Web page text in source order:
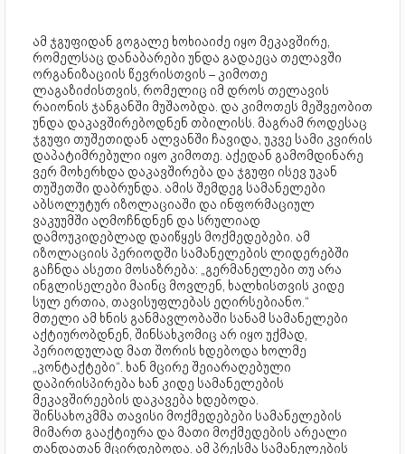
ამ ჯგუფიდან გოგალე ხოხიაიძე იყო მეკავშირე,
რომელსაც დანაბარები უნდა გადაეცა თელავში
ორგანიზაციის წევრისთვის – კიმოთე
ლაგაზიძისთვის, რომელიც იმ დროს თელავის
რაიონის ჯანგანში მუშაობდა. და კიმოთეს მეშვეობით
უნდა დაკავშირებოდნენ თბილისს. მაგრამ როდესაც
ჯგუფი თუშეთიდან ალვანში ჩავიდა, უკვე სამი კვირის
დაპატიმრებული იყო კიმოთე. აქედან გამომდინარე
ვერ მოხერხდა დაკავშირება და ჯგუფი ისევ უკან
თუშეთში დაბრუნდა. ამის შემდეგ სამანელები
აბსოლუტურ იზოლაციაში და ინფორმაციულ
ვაკუუმში აღმოჩნდნენ და სრულიად
დამოუკიდებლად დაიწყეს მოქმედებები. ამ
იზოლაციის პერიოდში სამანელების ლიდერებში
გაჩნდა ასეთი მოსაზრება: „გერმანელები თუ არა
ინგლისელები მაინც მოვლენ, ხალხისთვის კიდე
სულ ერთია, თავისუფლებას ეღირსებიანო.“
მთელი ამ ხნის განმავლობაში სანამ სამანელები
აქტიურობდნენ, შინსახკომიც არ იყო უქმად,
პერიოდულად მათ შორის ხდებოდა ხოლმე
„კონტაქტები“. ხან მცირე შეიარაღებული
დაპირისპირება ხან კიდე სამანელების
მეკავშირეების დაკავება ხდებოდა.
შინსახოკმმა თავისი მოქმედებები სამანელების
მიმართ გააქტიურა და მათი მოქმედების არეალი
თანდათან მცირდებოდა. ამ პრესმა სამანელების